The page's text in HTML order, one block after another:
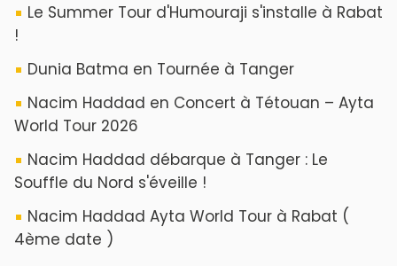
Le Summer Tour d'Humouraji s'installe à Rabat
!
Dunia Batma en Tournée à Tanger
Nacim Haddad en Concert à Tétouan – Ayta
World Tour 2026
Nacim Haddad débarque à Tanger : Le
Souffle du Nord s'éveille !
Nacim Haddad Ayta World Tour à Rabat (
4ème date )